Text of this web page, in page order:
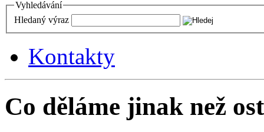
Vyhledávání
Hledaný výraz
Kontakty
Co děláme jinak než